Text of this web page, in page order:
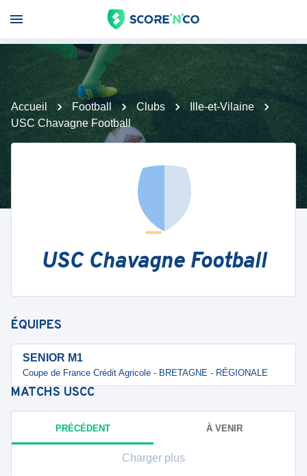
Accueil Football Clubs
Ille-et-Vilaine
USC Chavagne Football
USC Chavagne Football
ÉQUIPES
SENIOR M1
Coupe de France Crédit Agricole - BRETAGNE - RÉGIONALE
MATCHS USCC
PRÉCÉDENT À VENIR
Charger plus